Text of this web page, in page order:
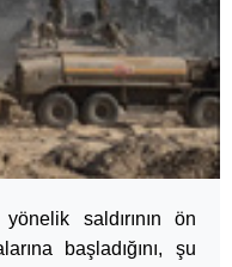
saldırının ön
başladığını, şu